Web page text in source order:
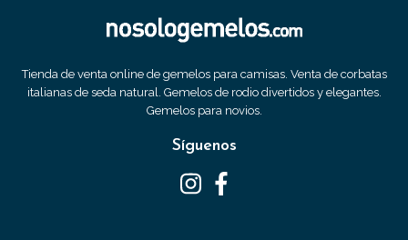
Tienda de venta online de gemelos para camisas. Venta de corbatas
italianas de seda natural. Gemelos de rodio divertidos y elegantes.
Gemelos para novios.
Síguenos